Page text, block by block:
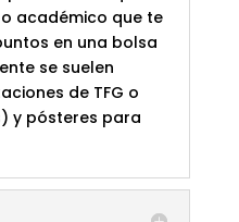
académico que te
en una bolsa
se suelen
de TFG o
y pósteres para